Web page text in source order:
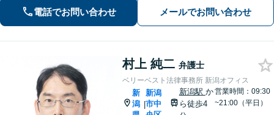
対応(法律相談は完全予約制)】各分野で
専門性の高い弁護士が寄り添い解決を
電話でお問い合わせ メールでお問い合わせ
村上 純二 弁護士
ベリーベスト法律事務所 新潟オフィス
新
潟 |
新潟
市中
新潟駅 か
ら徒歩4
営業時間：09:30
~21:00（平日）